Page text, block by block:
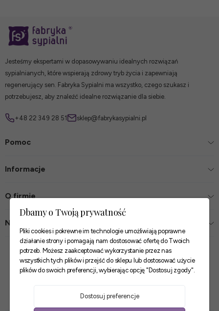
Jesteśmy ekspertami w dopasowywaniu idealnych rozwiązań
sypialnianych, które wspierają zdrowy tryb życia i zapewniają
regenerujący sen. Fabryka Sypialni ma wszystko, czego szukasz i
potrzebujesz, aby znaleźć idealne rozwiązanie dla siebie.
+48 22 349 28 51 sklep@fabrykasypialni.pl
Pomoc
Informacje
O firmie
Nasze sklepy
Zaufane płatności
Dbamy o Twoją prywatność
Pliki cookies i pokrewne im technologie umożliwiają poprawne
działanie strony i pomagają nam dostosować ofertę do Twoich
potrzeb. Możesz zaakceptować wykorzystanie przez nas
wszystkich tych plików i przejść do sklepu lub dostosować użycie
plików do swoich preferencji, wybierając opcję "Dostosuj zgody".
Dostosuj preferencje